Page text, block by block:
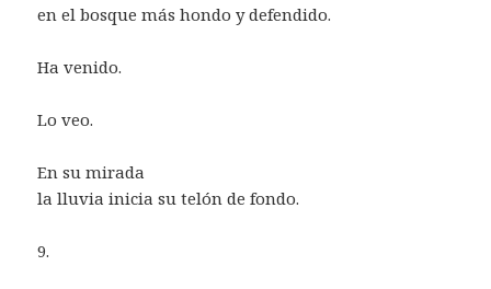
en el bosque más hondo y defendido.
Ha venido.
Lo veo.
En su mirada
la lluvia inicia su telón de fondo.
9.